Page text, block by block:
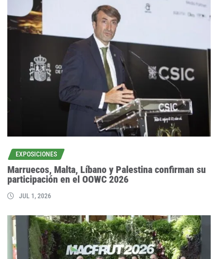
EXPOSICIONES
Marruecos, Malta, Líbano y Palestina confirman su
participación en el OOWC 2026
JUL 1, 2026